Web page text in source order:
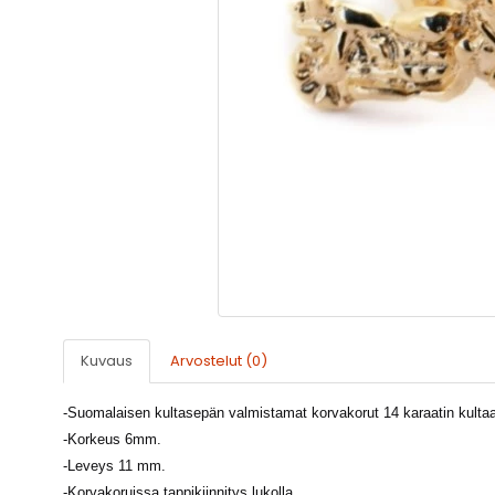
Kuvaus Arvostelut (0)
-Suomalaisen kultasepän valmistamat korvakorut 14 karaatin
-Korkeus 6mm.
-Leveys 11 mm.